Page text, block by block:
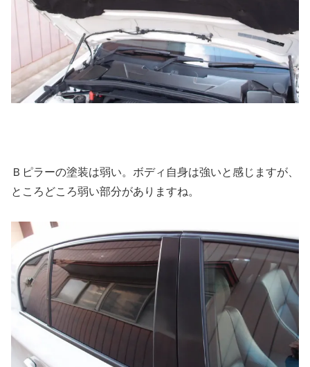
Ｂピラーの塗装は弱い。ボディ自身は強いと感じますが、
ところどころ弱い部分がありますね。